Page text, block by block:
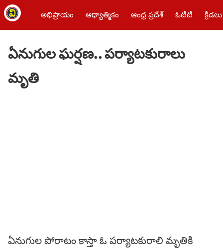
అభిప్రాయం ఆధ్యాత్మికం ఆంధ్ర ప్రదేశ్ ఓటీటీ క్రీడలు
ఏనుగుల ఘర్షణ.. పర్యాటకురాలు
మృతి
ఏనుగుల పోరాటం కాస్తా ఓ పర్యాటకురాలి మృతికి